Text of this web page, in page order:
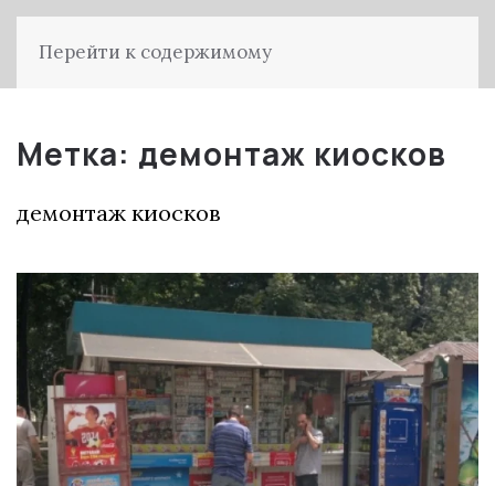
Перейти к содержимому
Метка: демонтаж киосков
демонтаж киосков